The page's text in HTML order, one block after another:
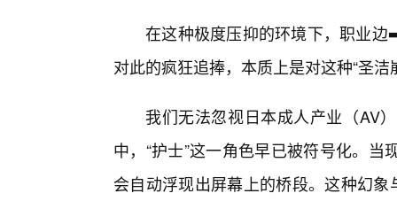
在这种极度压抑的环境下，职业
对此的疯狂追捧，本质上是对这种“圣洁
我们无法忽视日本成人产业（AV
中，“护士”这一角色早已被符号化。
会自动浮现出屏幕上的桥段。这种幻